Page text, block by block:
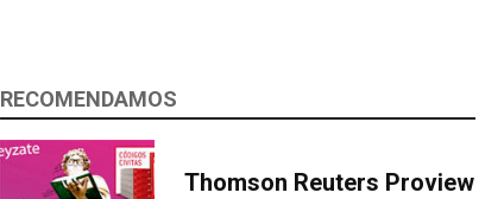
RECOMENDAMOS
Thomson Reuters Proview